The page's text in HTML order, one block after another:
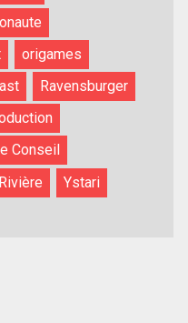
origames
Ravensburger
Conseil
Ystari